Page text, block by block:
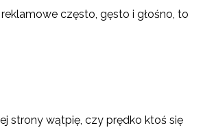
często, gęsto i głośno, to
strony wątpię, czy prędko ktoś się